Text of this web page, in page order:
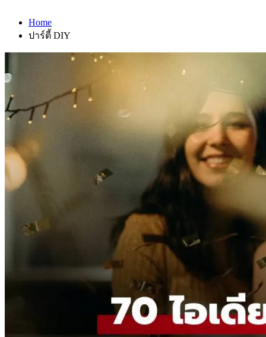
Home
ปาร์ตี้ DIY